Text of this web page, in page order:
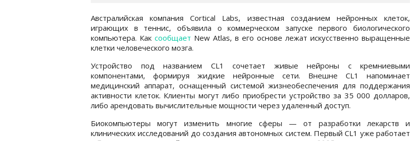
Австралийская компания Cortical Labs, известная созданием нейронных клеток,
играющих в теннис, объявила о коммерческом запуске первого биологического
компьютера. Как сообщает New Atlas, в его основе лежат искусственно выращенные
клетки человеческого мозга.
Устройство под названием CL1 сочетает живые нейроны с кремниевыми
компонентами, формируя жидкие нейронные сети. Внешне CL1 напоминает
медицинский аппарат, оснащенный системой жизнеобеспечения для поддержания
активности клеток. Клиенты могут либо приобрести устройство за 35 000 долларов,
либо арендовать вычислительные мощности через удаленный доступ.
Биокомпьютеры могут изменить многие сферы — от разработки лекарств и
клинических исследований до создания автономных систем. Первый CL1 уже работает